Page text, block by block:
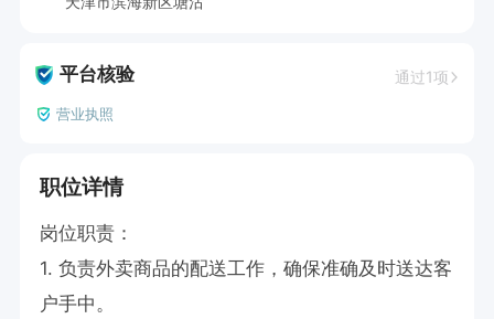
平台核验 通过1项
营业执照
职位详情
岗位职责：
1. 负责外卖商品的配送工作，确保准确及时送达客
户手中。